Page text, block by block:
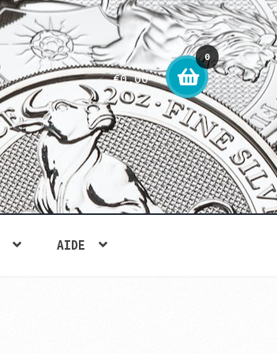
€0,00
0
arti
cle
AIDE